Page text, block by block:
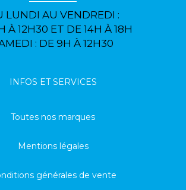
LUNDI AU VENDREDI :
À 12H30 ET DE 14H À 18H
: DE 9H À 12H30
INFOS ET SERVICES
Toutes nos marques
Mentions légales
générales de vente